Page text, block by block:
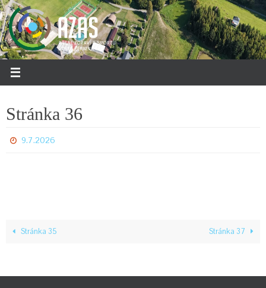
Přeskočit
na
obsah
Stránka 36
9.7.2026
Stránka 35 Stránka 37